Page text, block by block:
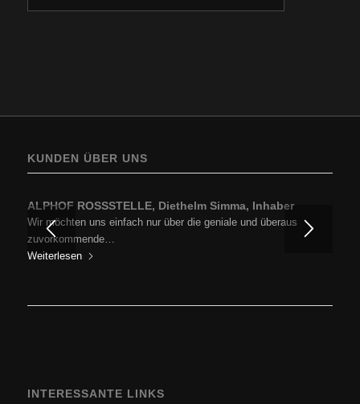
KUNDEN ÜBER UNS
ALPHOF ROSSSTELLE, Diethelm Simma, Inhaber
Wir möchten uns einfach nur über die geniale und überaus
zuvorkommende…
Weiterlesen
INTERESSANTE LINKS